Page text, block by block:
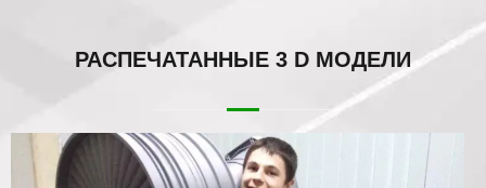
РАСПЕЧАТАННЫЕ 3 D МОДЕЛИ